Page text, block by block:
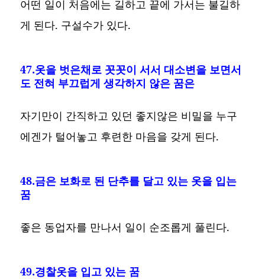
어떤 일이 처음에는 길하고 끝에 가서는 불길하
게 된다. 구설수가 있다.
47.옷을 벗은채로 꼿꼿이 서서 대소변을 보면서
도 전혀 부끄럽게 생각하지 않은 꿈은
자기만이 간직하고 있던 좋지않은 비밀을 누구
에겐가 털어놓고 후련한 마음을 갖게 된다.
48.금은 보화로 된 단추를 달고 있는 옷을 입는
꿈
좋은 동업자를 만나서 일이 순조롭게 풀린다.
49.경찰옷을 입고 있는 꿈